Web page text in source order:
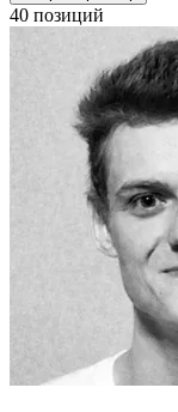
40 позиций